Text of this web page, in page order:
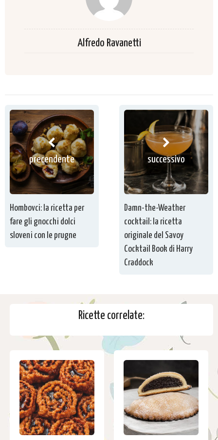
Alfredo Ravanetti
precendente
Hombovci: la ricetta per
fare gli gnocchi dolci
sloveni con le prugne
successivo
Damn-the-Weather
cocktail: la ricetta
originale del Savoy
Cocktail Book di Harry
Craddock
Ricette correlate: